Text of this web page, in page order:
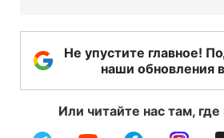
Не упустите главное!
наши обновления
Или читайте нас там,